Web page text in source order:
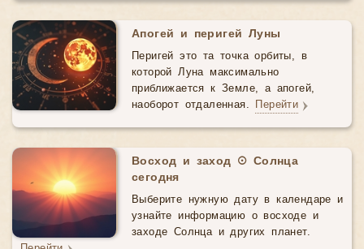
Апогей и перигей Луны
Перигей это та точка орбиты, в
которой Луна максимально
приближается к Земле, а апогей,
наоборот отдаленная.
Перейти
Восход и заход ☉ Солнца
сегодня
Выберите нужную дату в календаре и
узнайте информацию о восходе и
заходе Солнца и других планет.